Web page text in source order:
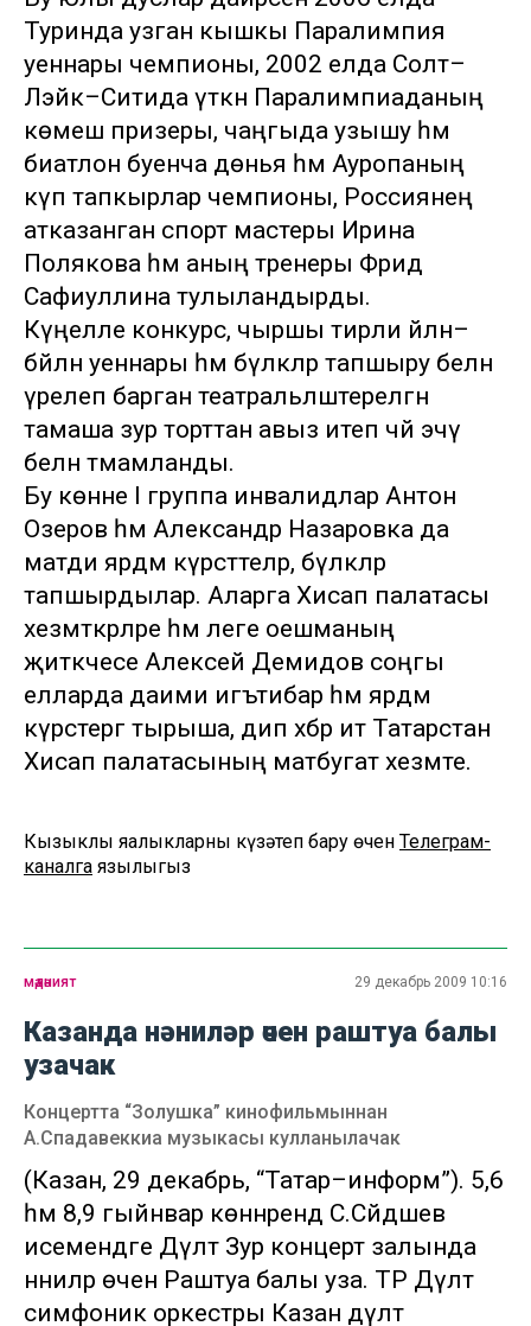
Туринда узган кышкы Паралимпия
уеннары чемпионы, 2002 елда Солт–
Лэйк–Ситида үткән Паралимпиаданың
көмеш призеры, чаңгыда узышу һәм
биатлон буенча дөнья һәм Ауропаның
күп тапкырлар чемпионы, Россиянең
атказанган спорт мастеры Ирина
Полякова һәм аның тренеры Фәридә
Сафиуллина тулыландырды.
Күңелле конкурс, чыршы тирәли әйлән–
бәйлән уеннары һәм бүләкләр тапшыру белән
үрелеп барган театральләштерелгән
тамаша зур торттан авыз итеп чәй эчү
белән тәмамланды.
Бу көнне I группа инвалидлар Антон
Озеров һәм Александр Назаровка да
матди ярдәм күрсәттеләр, бүләкләр
тапшырдылар. Аларга Хисап палатасы
хезмәткәрләре һәм әлеге оешманың
җитәкчесе Алексей Демидов соңгы
елларда даими игътибар һәм ярдәм
күрсәтергә тырыша, дип хәбәр итә Татарстан
Хисап палатасының матбугат хезмәте.
Кызыклы яңалыкларны күзәтеп бару өчен Телеграм-
каналга язылыгыз
мәдәният 29 декабрь 2009 10:16
Казанда нәниләр өчен раштуа балы
узачак
Концертта “Золушка” кинофильмыннан
А.Спадавеккиа музыкасы кулланылачак
(Казан, 29 декабрь, “Татар–информ”). 5,6
һәм 8,9 гыйнвар көннәрендә С.Сәйдәшев
исемендәге Дәүләт Зур концерт залында
нәниләр өчен Раштуа балы уза. ТР Дәүләт
симфоник оркестры Казан дәүләт